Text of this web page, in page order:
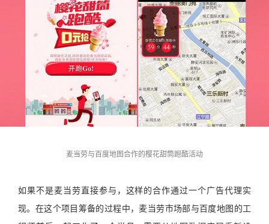
麦当劳与百度地图合作的樱花甜筒跑酷活动
如果不是麦当劳直接参与，这样的合作通过一个广告代理实
现。在这个项目筹备的过程中，麦当劳市场部与百度地图的工